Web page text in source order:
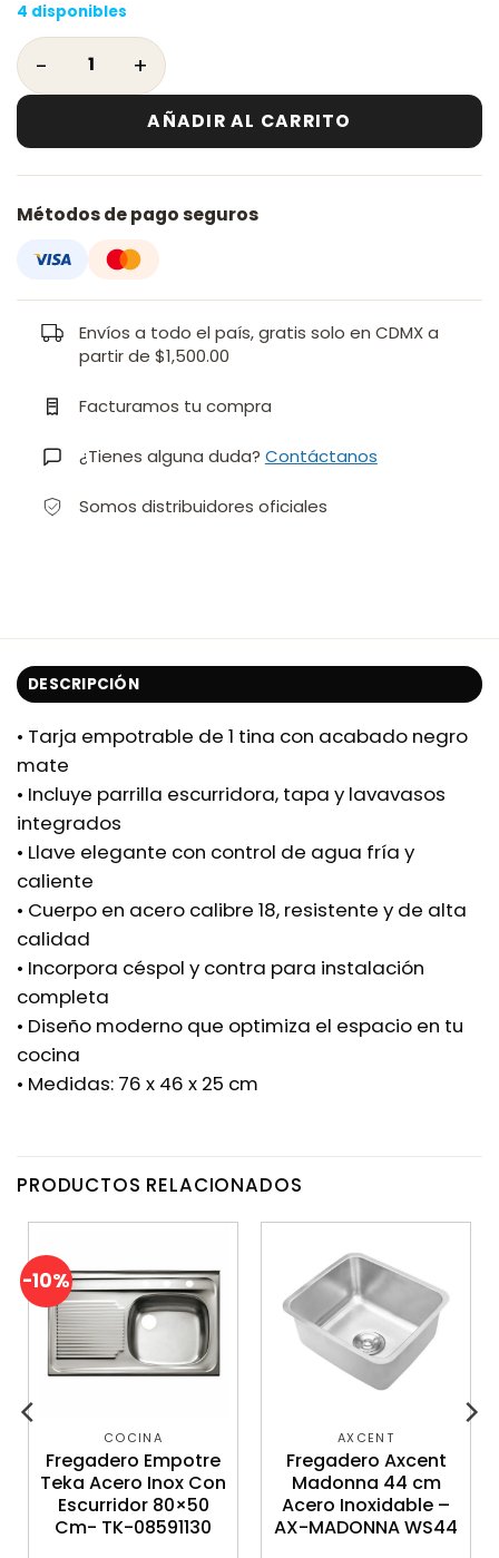
4 disponibles
Fregadero Empotrable Axcent 76x46x25
AÑADIR AL CARRITO
Métodos de pago seguros
Envíos a todo el país, gratis solo en CDMX a
partir de $1,500.00
Facturamos tu compra
¿Tienes alguna duda? Contáctanos
Somos distribuidores oficiales
DESCRIPCIÓN
• Tarja empotrable de 1 tina con acabado negro
mate
• Incluye parrilla escurridora, tapa y lavavasos
integrados
• Llave elegante con control de agua fría y
caliente
• Cuerpo en acero calibre 18, resistente y de alta
calidad
• Incorpora céspol y contra para instalación
completa
• Diseño moderno que optimiza el espacio en tu
cocina
• Medidas: 76 x 46 x 25 cm
PRODUCTOS RELACIONADOS
-10%
COCINA
Fregadero Empotre
Teka Acero Inox Con
Escurridor 80×50
Cm- TK-08591130
AXCENT
Fregadero Axcent
Madonna 44 cm
Acero Inoxidable –
AX-MADONNA WS44